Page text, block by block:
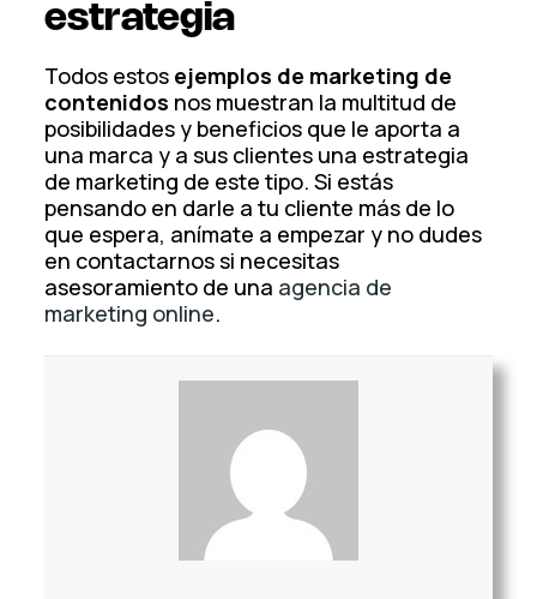
estrategia
Todos estos ejemplos de marketing de
contenidos nos muestran la multitud de
posibilidades y beneficios que le aporta a
una marca y a sus clientes una estrategia
de marketing de este tipo. Si estás
pensando en darle a tu cliente más de lo
que espera, anímate a empezar y no dudes
en contactarnos si necesitas
asesoramiento de una agencia de
marketing online.